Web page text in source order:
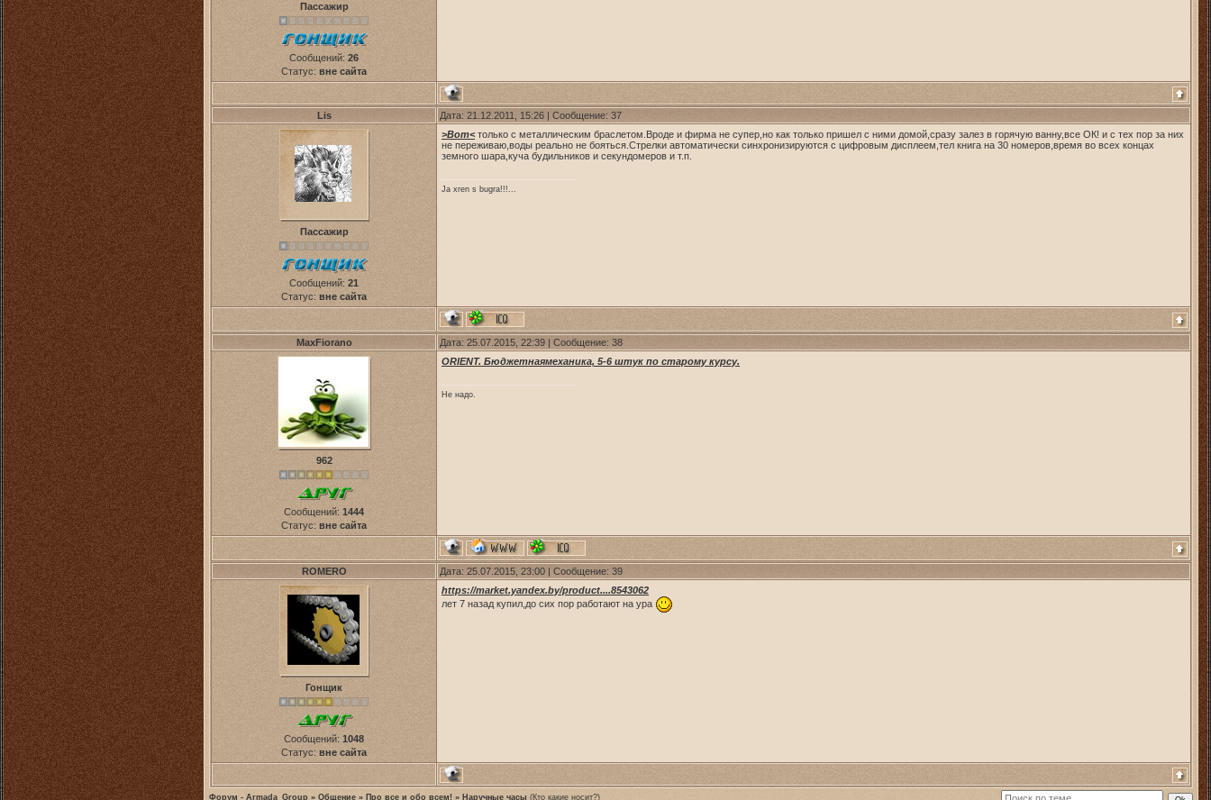
Пассажир
Сообщений: 26
Статус: вне сайта
Lis Дата: 21.12.2011, 15:26 | Сообщение: 37
Пассажир
Сообщений: 21
Статус: вне сайта
>Вот<только с металлическим браслетом.Вроде и фирма не супер,но как только пришел с ними домой,сразу залез в горячую ванну,все ОК! и с тех пор за них
не переживаю,воды реально не бояться.Стрелки автоматически синхронизируются с цифровым дисплеем,тел книга на 30 номеров,время во всех концах
земного шара,куча будильников и секундомеров и т.п.
Ja xren s bugra!!!...
MaxFiorano Дата: 25.07.2015, 22:39 | Сообщение: 38
962
Сообщений: 1444
Статус: вне сайта
ORIENT. Бюджетнаямеханика, 5-6 штук по старому курсу.
Не надо.
ROMERO Дата: 25.07.2015, 23:00 | Сообщение: 39
Гонщик
Сообщений: 1048
Статус: вне сайта
https://market.yandex.by/product....8543062
лет 7 назад купил,до сих пор работают на ура
Форум - Armada_Group » Общение » Про все и обо всем! » Наручные часы (Кто какие носит?)